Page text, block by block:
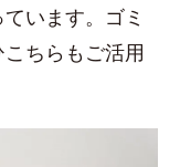
います。ゴミ
ちらもご活用